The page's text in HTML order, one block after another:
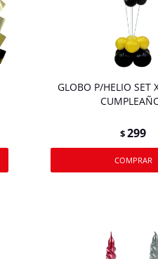
GLOBO P/HELIO SET
$299